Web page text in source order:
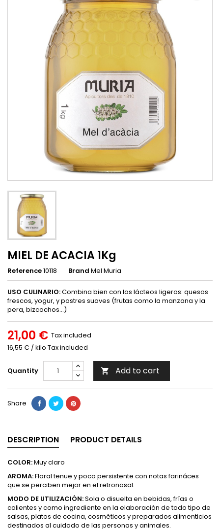
MIEL DE ACACIA 1Kg
Reference10118 Brand Mel Muria
USO CULINARIO:Combina bien con los lácteos ligeros: quesos
frescos, yogur, y postres suaves (frutas como la manzana y la
pera, bizcochos…)
21,00 € Tax included
16,55 € / kilo Tax included
Quantity  Add to cart
Share
DESCRIPTION PRODUCT DETAILS
COLOR:Muy claro
AROMA:Floral tenue y poco persistente con notas farináces
que se perciben mejor en el retronasal.
MODO DE UTILIZACIÓN:Sola o disuelta en bebidas, frías o
calientes y como ingrediente en la elaboración de todo tipo de
salsas, platos de cocina, cosméticos y preparados alimenticios
destinados al cuidado de las personas y animales.